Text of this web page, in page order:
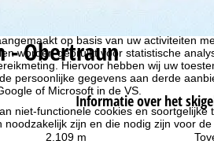
op basis van uw activiteiten
worden gebruikt voor statistische
Hiervoor hebben wij uw
persoonlijke gegevens aan derde
of Microsoft in de VS.
niet-functionele cookies en soortgelijke
zijn en die nodig zijn voor
- Obertraun
Informatie over het
2.109 m